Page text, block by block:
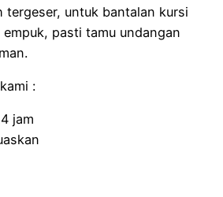
tergeser, untuk bantalan kursi
pasti tamu undangan
:
jam